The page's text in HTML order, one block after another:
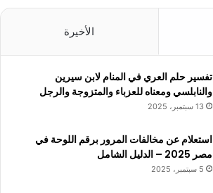
الأخيرة
تفسير حلم العري في المنام لابن سيرين
والنابلسي ومعناه للعزباء والمتزوجة والرجل
13 سبتمبر، 2025
استعلام عن مخالفات المرور برقم اللوحة في
مصر 2025 – الدليل الشامل
5 سبتمبر، 2025